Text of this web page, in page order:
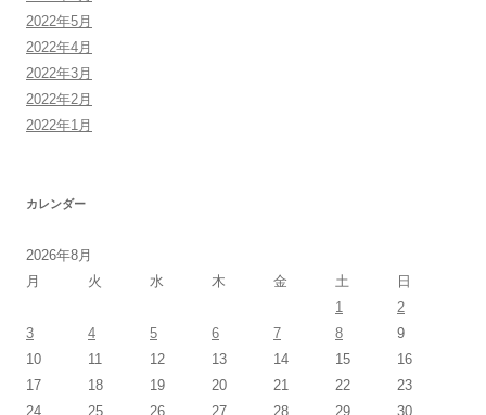
2022年5月
2022年4月
2022年3月
2022年2月
2022年1月
カレンダー
2026年8月
月
火 水 木 金 土
日
1
2
3
4 5 6 7 8
9
10
11 12 13 14 15
16
17
18 19 20 21 22
23
24
25 26 27 28 29 30